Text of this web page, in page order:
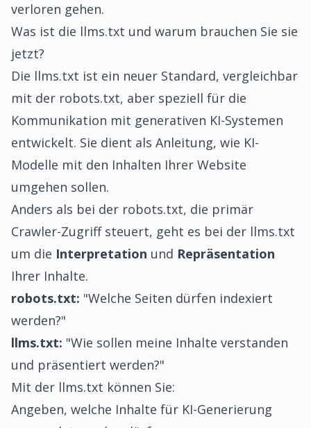
verloren gehen.
Was ist die llms.txt und warum brauchen Sie sie
jetzt?
Die llms.txt ist ein neuer Standard, vergleichbar
mit der robots.txt, aber speziell für die
Kommunikation mit generativen KI-Systemen
entwickelt. Sie dient als Anleitung, wie KI-
Modelle mit den Inhalten Ihrer Website
umgehen sollen.
Anders als bei der robots.txt, die primär
Crawler-Zugriff steuert, geht es bei der llms.txt
um die Interpretation und Repräsentation
Ihrer Inhalte.
robots.txt: "Welche Seiten dürfen indexiert
werden?"
llms.txt: "Wie sollen meine Inhalte verstanden
und präsentiert werden?"
Mit der llms.txt können Sie:
Angeben, welche Inhalte für KI-Generierung